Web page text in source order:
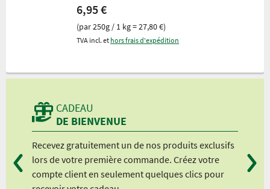
6,95 €
(par 250g / 1 kg = 27,80 €)
TVA incl. et hors frais d'expédition
CADEAU
DE BIENVENUE
Recevez gratuitement un de nos produits exclusifs
lors de votre première commande. Créez votre
compte client en seulement quelques clics pour